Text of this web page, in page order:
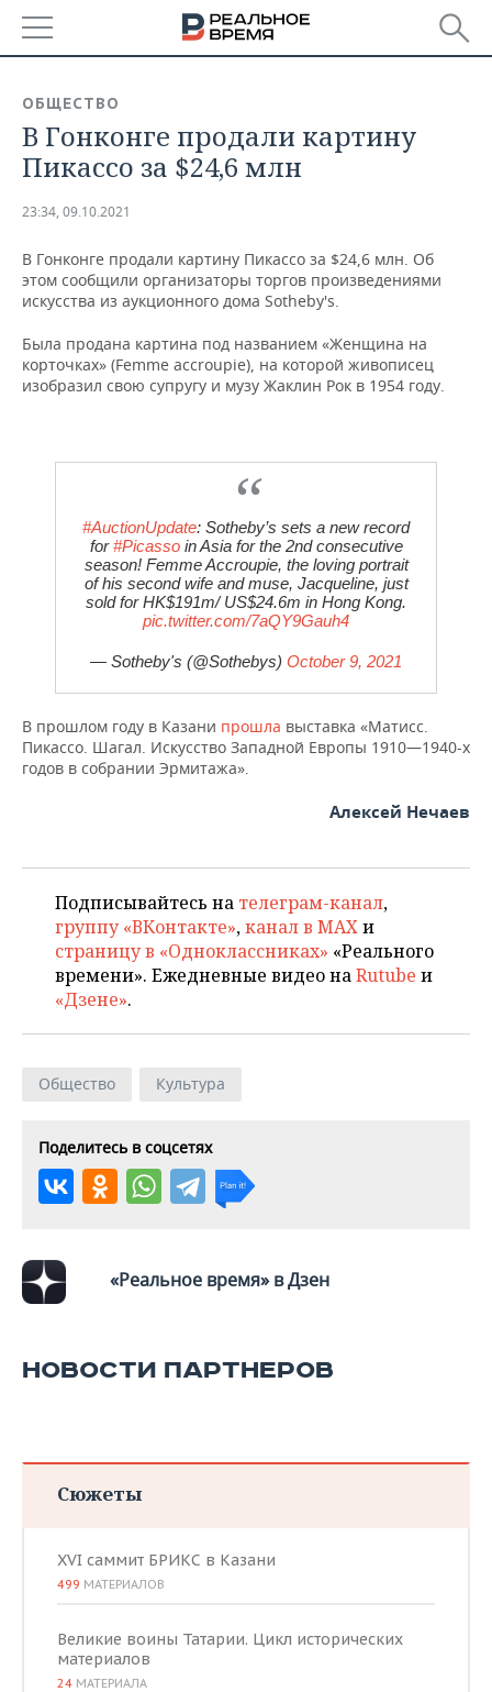
БАШКОРТОСТАН
ТАТАРСТАН
НОВОСТИ
АНАЛИТИКА
ДЕКЛАРАЦИИ О ДОХОДАХ
ВУЗЫ ТАТАРСТАНА
ТАТАРСТАНА
НОВОСТИ ЭКОНОМИКИ
БАНКИ
ПРОМЫШЛЕННОСТЬ
ПРОМЫШЛЕННОСТИ
АГРОПРОМ
ЭНЕРГЕТИКА
НОВОСТИ НЕДВИЖИМОСТИ
АВТО
РОЗНИЧНАЯ ТОРГОВЛЯ
ТРАНСПОРТ
НОВОСТИ ТЕХНОЛОГИЙ
МЕРОПРИЯТИЯ
НОВОСТИ МЕРОПРИЯТИЙ
ВЫЕЗДНАЯ РЕДАКЦИЯ
ONLINE-КОНФЕРЕНЦИИ
НОВОСТИ СПОРТА
ХОККЕЙ
ФИГУРНОЕ КАТАНИЕ
ВОДНЫЕ ВИДЫ СПОРТА
ХОККЕЙ С МЯЧОМ
ВЛАСТЬ
МЕДИЦИНА
ОБРАЗОВАНИЕ
ПРОИСШЕСТВИЯ
СЮЖЕТЫ
ОБЩЕСТВО
В Гонконге продали картину
Пикассо за $24,6 млн
23:34, 09.10.2021
В Гонконге продали картину Пикассо за $24,6 млн. Об
этом сообщили организаторы торгов произведениями
искусства из аукционного дома Sotheby's.
Была продана картина под названием «Женщина на
корточках» (Femme accroupie), на которой живописец
изобразил свою супругу и музу Жаклин Рок в 1954 году.
#AuctionUpdate: Sotheby’s sets a new record
for#Picassoin Asia for the 2nd consecutive
season! Femme Accroupie, the loving portrait
of his second wife and muse, Jacqueline, just
sold for HK$191m/ US$24.6m in Hong Kong.
pic.twitter.com/7aQY9Gauh4
— Sotheby's (@Sothebys) October 9, 2021
В прошлом году в Казани прошла выставка «Матисс.
Пикассо. Шагал. Искусство Западной Европы 1910—1940-х
годов в собрании Эрмитажа».
Алексей Нечаев
Подписывайтесь на телеграм-канал,
группу «ВКонтакте»,канал в MAXи
страницу в «Одноклассниках» «Реального
времени». Ежедневные видео наRutube и
«Дзене».
Общество Культура
Поделитесь в соцсетях
«Реальное время» в Дзен
НОВОСТИ ПАРТНЕРОВ
Сюжеты
XVI саммит БРИКС в Казани
499 МАТЕРИАЛОВ
Великие воины Татарии. Цикл исторических
материалов
24 МАТЕРИАЛА